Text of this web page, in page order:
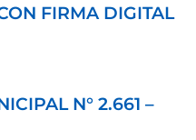
FIRMA DIGITAL
N° 2.661 –